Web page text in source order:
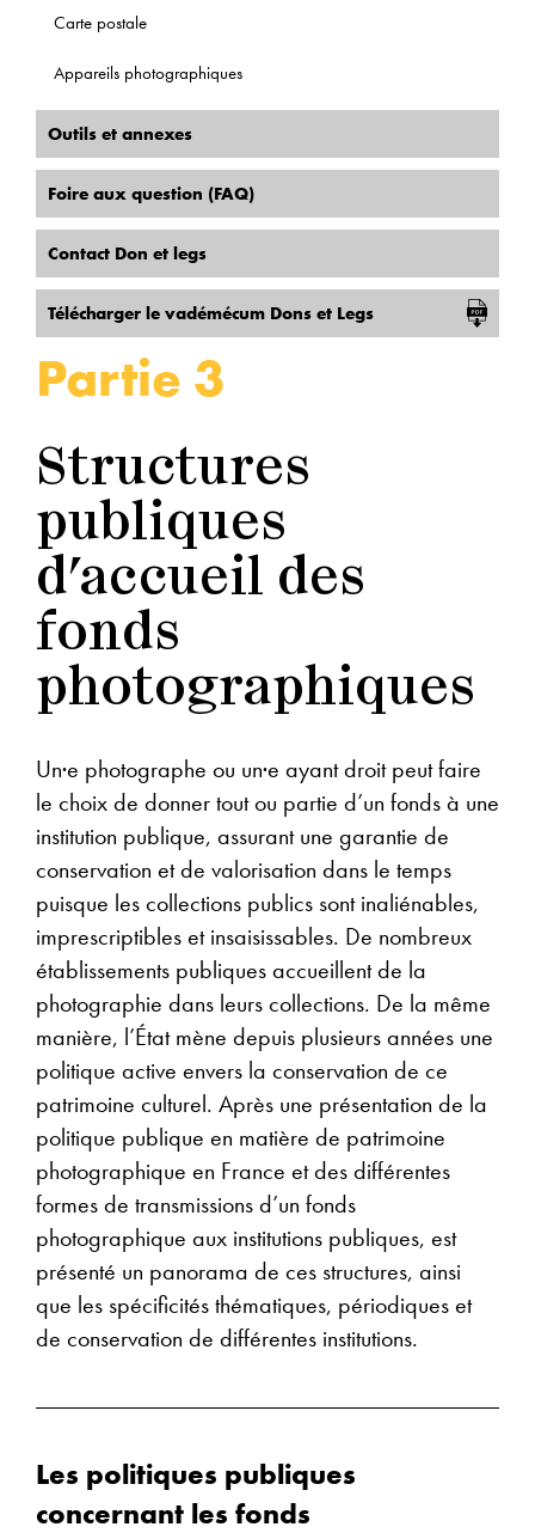
Carte postale
Appareils photographiques
Outils et annexes
Foire aux question (FAQ)
Contact Don et legs
Télécharger le vadémécum Dons et Legs
Partie 3
Structures
publiques
d’accueil des
fonds
photographiques
Un·e photographe ou un·e ayant droit peut faire
le choix de donner tout ou partie d’un fonds à une
institution publique, assurant une garantie de
conservation et de valorisation dans le temps
puisque les collections publics sont inaliénables,
imprescriptibles et insaisissables. De nombreux
établissements publiques accueillent de la
photographie dans leurs collections. De la même
manière, l’État mène depuis plusieurs années une
politique active envers la conservation de ce
patrimoine culturel. Après une présentation de la
politique publique en matière de patrimoine
photographique en France et des différentes
formes de transmissions d’un fonds
photographique aux institutions publiques, est
présenté un panorama de ces structures, ainsi
que les spécificités thématiques, périodiques et
de conservation de différentes institutions.
Les politiques publiques
concernant les fonds